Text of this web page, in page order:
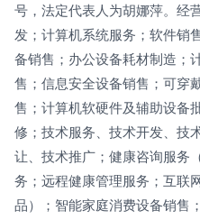
号，法定代表人为胡娜萍。经
发；计算机系统服务；软件销
备销售；办公设备耗材制造；
售；信息安全设备销售；可穿
售；计算机软硬件及辅助设备
修；技术服务、技术开发、技
让、技术推广；健康咨询服务
务；远程健康管理服务；互联
品）；智能家庭消费设备销售